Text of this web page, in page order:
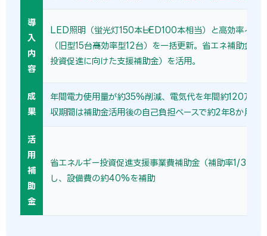
導
入
内
容
LED照明（蛍光灯150本→LED100本相当）と高効率イン
（旧型15台→高効率型12台）を一括更新。省エネ補助金（
投資促進に向けた支援補助金）を活用。
成
果
年間電力使用量が約35%削減、電気代を年間約120万円
収期間は補助金活用後の自己負担ベースで約2年8か月。
活
用
補
助
金
省エネルギー投資促進支援事業費補助金（補助率1/3〜1/
し、設備費の約40%を補助